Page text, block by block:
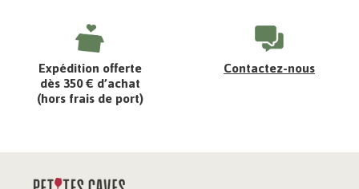
Expédition offerte
dès 350 € d’achat
(hors frais de port)
Contactez-nous